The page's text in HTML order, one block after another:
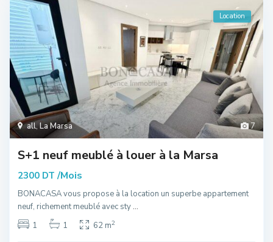
7
all,La Marsa
Location
S+1 neuf meublé à louer à la Marsa
2300 DT /Mois
BONACASA vous propose à la location un superbe appartement
neuf, richement meublé avec sty...
1
1 62 m2